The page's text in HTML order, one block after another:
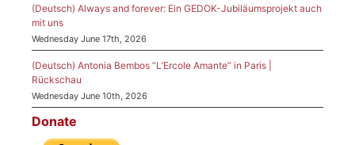
(Deutsch) Always and forever: Ein GEDOK-Jubiläumsprojekt auch
mit uns
Wednesday June 17th, 2026
(Deutsch) Antonia Bembos “L’Ercole Amante” in Paris |
Rückschau
Wednesday June 10th, 2026
Donate